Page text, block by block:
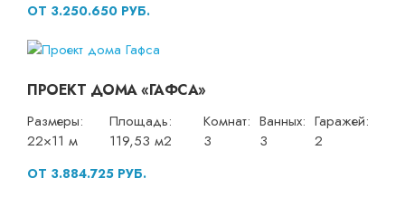
ОТ 3.250.650 РУБ.
ПРОЕКТ ДОМА «ГАФСА»
Размеры:
22×11 м
Площадь:
119,53 м2
Комнат:
3
Ванных:
3
Гаражей:
2
ОТ 3.884.725 РУБ.